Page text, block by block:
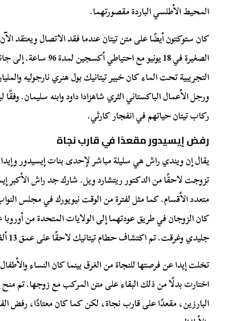
المحيط الأطلسي الباردة مقصورتهما.
كان ستوكتون أيضًا على متن تيتان عندما فقد الاتصال ويعتقد
الصغيرة في 18 يونيو مع
التجريبية تحت الماء كان خبير تيتانيك بول هنري نارجوليه
ورجل الأعمال الباكستاني الثري شاهزادا داود وابنه سليمان.
ركاب تيتان حياتهم في انفجار كارثي.
رفض إيسيدور مقعدًا في قارب نجاة
يقال إن ويندي راش هي سليلة مباشر لإحدى بنات إيسيدور
تزوجت لاحقًا من الدكتور ريتشارد ويل. شارك جد راش الأكبر
متعدد الأقسام. كما مثل لفترة من الوقت نيويورك في مجلس
كان الزوجان في طريق عودتهما إلى الولايات المتحدة من
جليدي وغرقت. تم اكتشاف حطام تيتانيك لاحقًا على عمق 13 ألف قدم تحت السطح.
تخلت إيدا عن فرصتها للنجاة من الغرق بينما كان النساء
اختارت بدلًا من ذلك البقاء على متن المركب مع زوجها. تم
البارزين، مقعدًا على قارب نجاة، لكن كما كان معتادًا، رفض